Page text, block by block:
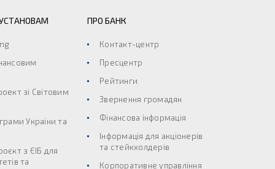
зі Світовим
України та
з ЄІБ для
та
ПРО БАНК
Контакт-центр
Пресцентр
Рейтинги
Звернення громадян
Фінансова інформація
Інформація для акціонерів
та стейкхолдерів
Корпоративне управління